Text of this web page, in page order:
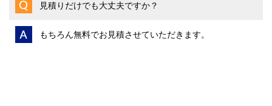
見積りだけでも大丈夫ですか？
もちろん無料でお見積させていただきます。